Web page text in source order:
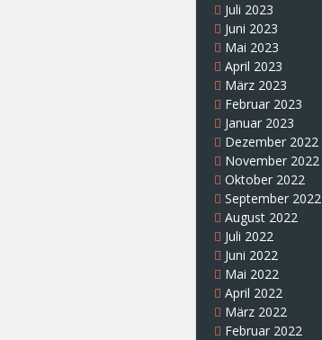
Juli 2023
Juni 2023
Mai 2023
April 2023
März 2023
Februar 2023
Januar 2023
Dezember 2022
November 2022
Oktober 2022
September 2022
August 2022
Juli 2022
Juni 2022
Mai 2022
April 2022
März 2022
Februar 2022